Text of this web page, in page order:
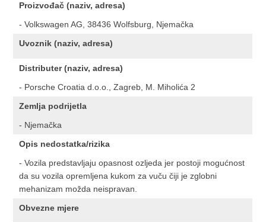
Proizvođač (naziv, adresa)
- Volkswagen AG, 38436 Wolfsburg, Njemačka
Uvoznik (naziv, adresa)
Distributer (naziv, adresa)
- Porsche Croatia d.o.o., Zagreb, M. Miholića 2
Zemlja podrijetla
- Njemačka
Opis nedostatka/rizika
- Vozila predstavljaju opasnost ozljeda jer postoji mogućnost
da su vozila opremljena kukom za vuču čiji je zglobni
mehanizam možda neispravan.
Obvezne mjere